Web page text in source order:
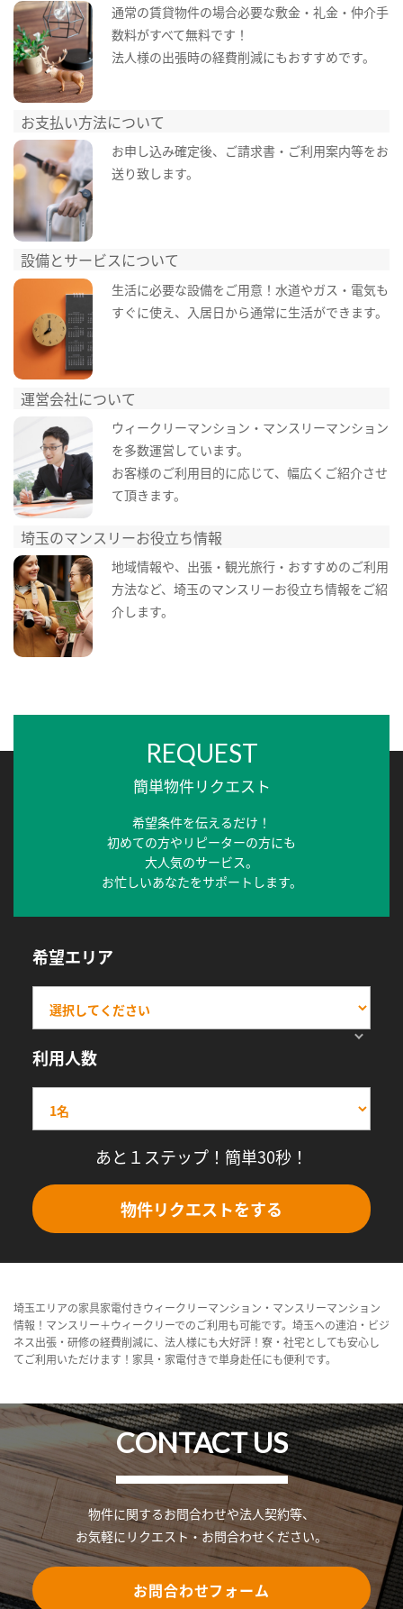
通常の賃貸物件の場合必要な敷金・礼金・仲介手
数料がすべて無料です！
法人様の出張時の経費削減にもおすすめです。
お支払い方法について
お申し込み確定後、ご請求書・ご利用案内等をお
送り致します。
設備とサービスについて
生活に必要な設備をご用意！水道やガス・電気も
すぐに使え、入居日から通常に生活ができます。
運営会社について
ウィークリーマンション・マンスリーマンション
を多数運営しています。
お客様のご利用目的に応じて、幅広くご紹介させ
て頂きます。
埼玉のマンスリーお役立ち情報
地域情報や、出張・観光旅行・おすすめのご利用
方法など、埼玉のマンスリーお役立ち情報をご紹
介します。
REQUEST
簡単物件リクエスト
希望条件を伝えるだけ！
初めての方やリピーターの方にも
大人気のサービス。
お忙しいあなたをサポートします。
希望エリア
利用人数
あと１ステップ！簡単30秒！
物件リクエストをする
埼玉エリアの家具家電付きウィークリーマンション・マンスリーマンション
情報！マンスリー＋ウィークリーでのご利用も可能です。埼玉への連泊・ビジ
ネス出張・研修の経費削減に、法人様にも大好評！寮・社宅としても安心し
てご利用いただけます！家具・家電付きで単身赴任にも便利です。
CONTACT US
物件に関するお問合わせや法人契約等、
お気軽にリクエスト・お問合わせください。
お問合わせフォーム